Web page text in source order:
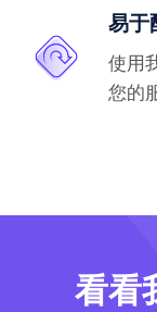
易于
使用
您的
看看